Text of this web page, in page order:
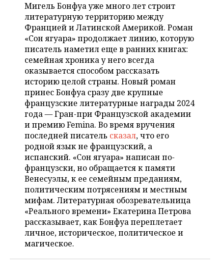
ВОЛЕЙБОЛ
КИБЕРСПОРТ
ФИГУРНОЕ КАТАНИЕ
ВОДНЫЕ ВИДЫ СПОРТА
ХОККЕЙ С МЯЧОМ
ИСТОРИЯ
КУЛЬТУРА
МЕДИЦИНА
ОБРАЗОВАНИЕ
ПРОИСШЕСТВИЯ
СПИСОК ПЕРСОН
СПИСОК КОМПАНИЙ
ПОЛНАЯ ВЕРСИЯ
Мигель Бонфуа уже много лет строит
литературную территорию между
Францией и Латинской Америкой. Роман
«Сон ягуара» продолжает линию, которую
писатель наметил еще в ранних книгах:
семейная хроника у него всегда
оказывается способом рассказать
историю целой страны. Новый роман
принес Бонфуа сразу две крупные
французские литературные награды 2024
года — Гран-при Французской академии
и премию Femina. Во время вручения
последней писатель сказал, что его
родной язык не французский, а
испанский. «Сон ягуара» написан по-
французски, но обращается к памяти
Венесуэлы, к ее семейным преданиям,
политическим потрясениям и местным
мифам. Литературная обозревательница
«Реального времени» Екатерина Петрова
рассказывает, как Бонфуа переплетает
личное, историческое, политическое и
магическое.